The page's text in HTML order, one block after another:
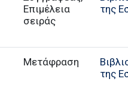
Επιμέλεια
σειράς
της
Μετάφραση
της